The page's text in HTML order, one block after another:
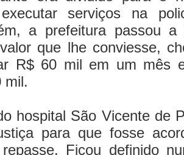
serviços na
a prefeitura passou
que lhe conviesse,
R$ 60 mil em um mês
mil.
hospital São Vicente de
para que fosse
Ficou definido